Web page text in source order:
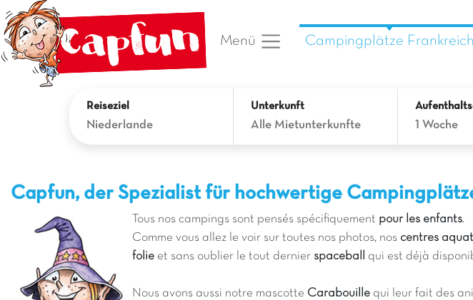
Menü Campingplätze Frankreich
Reiseziel
Niederlande
Unterkunft
Alle Mietunterkunfte 1 Woche
Capfun, der Spezialist für hochwertige
Tous nos campings sont pensés spécifiquement pour les enfants.
Comme vous allez le voir sur toutes nos photos, nos centres
folie et sans oublier le tout dernier spaceball qui est déjà
Nous avons aussi notre mascotte Carabouille qui leur fait des